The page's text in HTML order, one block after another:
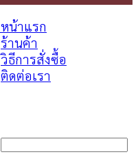
หน้าแรก
ร้านค้า
วิธีการสั่งซื้อ
ติดต่อเรา